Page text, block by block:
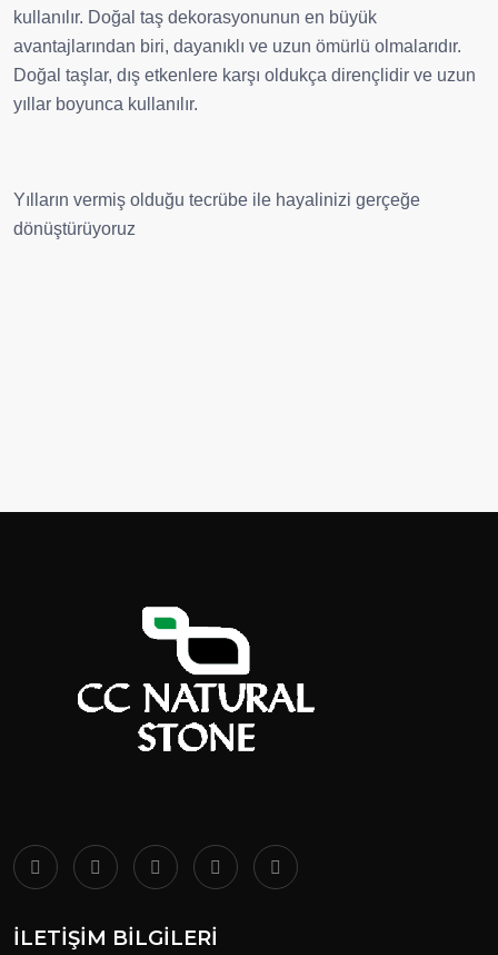
kullanılır. Doğal taş dekorasyonunun en büyük
avantajlarından biri, dayanıklı ve uzun ömürlü olmalarıdır.
Doğal taşlar, dış etkenlere karşı oldukça dirençlidir ve uzun
yıllar boyunca kullanılır.
Yılların vermiş olduğu tecrübe ile hayalinizi gerçeğe
dönüştürüyoruz
İLETIŞIM BILGILERI